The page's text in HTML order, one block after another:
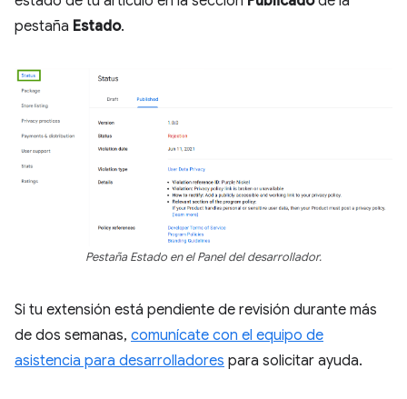
pestaña Estado.
Pestaña Estado en el Panel del desarrollador.
Si tu extensión está pendiente de revisión durante más
de dos semanas, comunícate con el equipo de
asistencia para desarrolladores para solicitar ayuda.